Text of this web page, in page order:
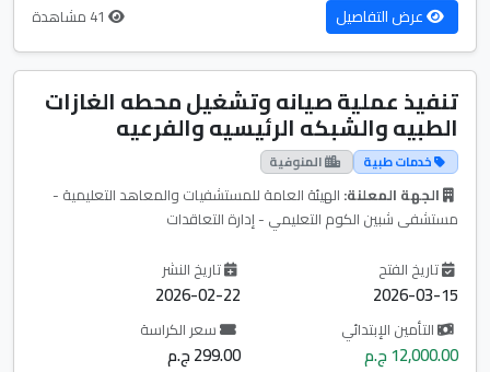
عرض التفاصيل
تنفيذ عملية صيانه وتشغيل محطه الغازات
الطبيه والشبكه الرئيسيه والفرعيه
خدمات طبية المنوفية
الجهة المعلنة: الهيئة العامة للمستشفيات والمعاهد التعليمية -
مستشفى شبين الكوم التعليمي - إدارة التعاقدات
تاريخ الفتح
2026-03-15
تاريخ النشر
2026-02-22
التأمين الإبتدائي
12,000.00 ج.م
سعر الكراسة
299.00 ج.م